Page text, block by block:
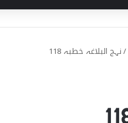
/نہج البلاغہ خطبہ 118